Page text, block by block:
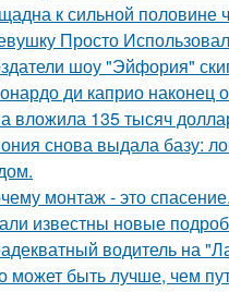
к сильной половине
Просто
шоу "Эйфория"
ди каприо наконец
вложила 135 тысяч
снова выдала базу:
монтаж - это спасение.
известны новые
водитель на
может быть лучше, чем